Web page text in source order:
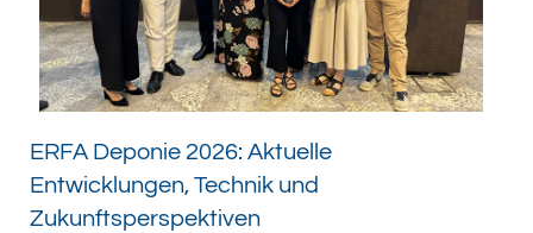
ERFA Deponie 2026: Aktuelle
Entwicklungen, Technik und
Zukunftsperspektiven